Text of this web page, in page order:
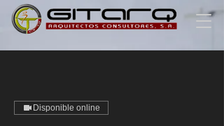
Disponible online